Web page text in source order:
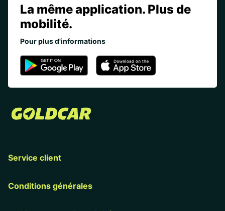
La même application. Plus de
mobilité.
Pour plus d'informations
Service client
Conditions générales